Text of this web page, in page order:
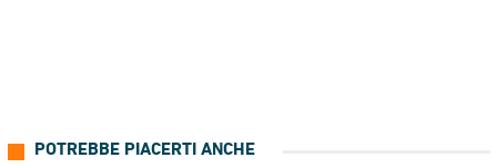
POTREBBE PIACERTI ANCHE